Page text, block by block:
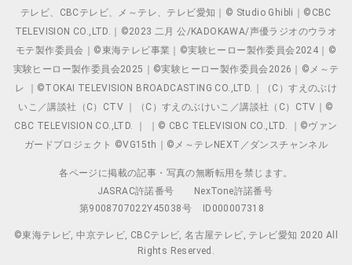
テレビ、CBCテレビ、メ～テレ、テレビ愛知｜© Studio Ghibli｜©CBC
TELEVISION CO.,LTD.｜©2023 二月 公/KADOKAWA/声優ラジオのウラオ
モテ製作委員会｜©東海テレビ事業｜©実験ヒーロー製作委員会2024｜©
実験ヒーロー製作委員会2025｜©実験ヒーロー製作委員会2026｜©メ～テ
レ ｜©TOKAI TELEVISION BROADCASTING CO.,LTD.｜（C）すえのぶけ
いこ／講談社（C）CTV ｜（C）すえのぶけいこ／講談社（C）CTV｜©
CBC TELEVISION CO.,LTD. ｜ ｜© CBC TELEVISION CO.,LTD. ｜©ヴァン
ガードプロジェクト ©VG15th｜©メ～テレNEXT／ダンスチャンネル
各ページに掲載の記事・写真の無断転用を禁じます。
JASRAC許諾番号
NexTone許諾番号
第9008707022Y45038号
ID000007318
©東海テレビ, 中京テレビ, CBCテレビ, 名古屋テレビ, テレビ愛知 2020 All
Rights Reserved.